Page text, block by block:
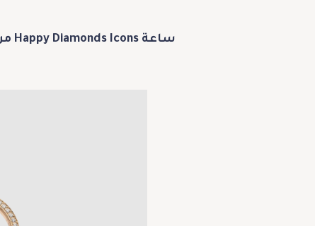
ساعة Happy Diamonds Icons من شوبارد: هدية عيد الحب المثالية